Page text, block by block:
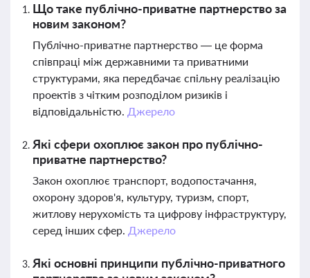
Що таке публічно-приватне партнерство за
новим законом?
Публічно-приватне партнерство — це форма
співпраці між державними та приватними
структурами, яка передбачає спільну реалізацію
проектів з чітким розподілом ризиків і
відповідальністю. Джерело
Які сфери охоплює закон про публічно-
приватне партнерство?
Закон охоплює транспорт, водопостачання,
охорону здоров'я, культуру, туризм, спорт,
житлову нерухомість та цифрову інфраструктуру,
серед інших сфер. Джерело
Які основні принципи публічно-приватного